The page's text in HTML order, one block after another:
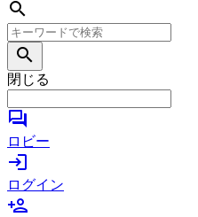
search
search
閉じる
forum
ロビー
login
ログイン
person_add